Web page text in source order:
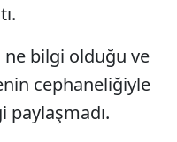
ne bilgi olduğu ve
cephaneliğiyle
paylaşmadı.